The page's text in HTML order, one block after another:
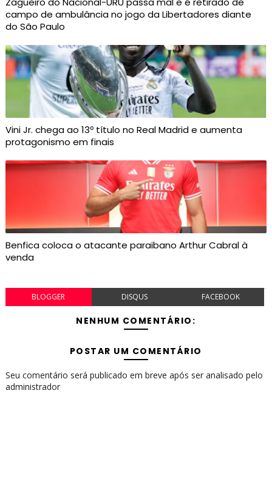
campo de ambulância no jogo da Libertadores diante
do São Paulo
Vini Jr. chega ao 13º título no Real Madrid e aumenta
protagonismo em finais
Benfica coloca o atacante paraibano Arthur Cabral à
venda
BLOGGER DISQUS FACEBOOK
NENHUM COMENTÁRIO:
POSTAR UM COMENTÁRIO
Seu comentário será publicado em breve após ser analisado pelo
administrador